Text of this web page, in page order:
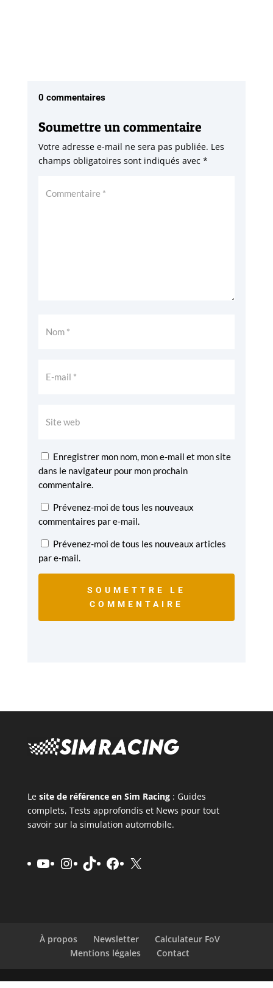
0 commentaires
Soumettre un commentaire
Votre adresse e-mail ne sera pas publiée. Les
champs obligatoires sont indiqués avec *
Enregistrer mon nom, mon e-mail et mon site
dans le navigateur pour mon prochain
commentaire.
Prévenez-moi de tous les nouveaux
commentaires par e-mail.
Prévenez-moi de tous les nouveaux articles
par e-mail.
SOUMETTRE LE
COMMENTAIRE
Le site de référence en Sim Racing: Guides
complets, Tests approfondis et News pour tout
savoir sur la simulation automobile.
YouTube
Instagram
TikTokFacebook
X
À propos Newsletter
Calculateur FoV
Mentions légales
Contact